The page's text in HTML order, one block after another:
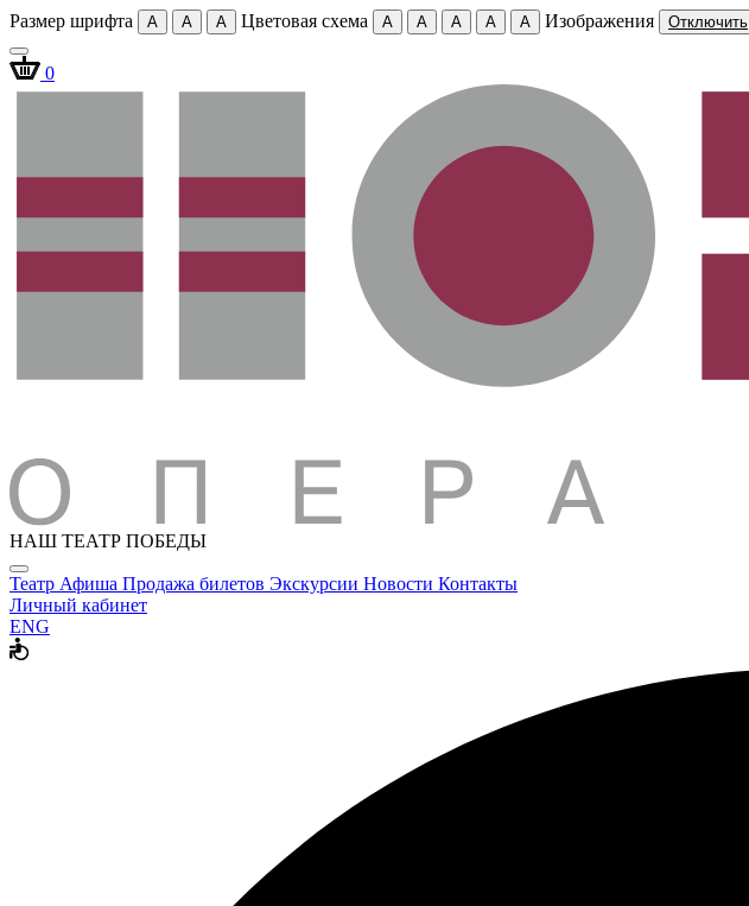
Размер шрифта A A A Цветовая схема A A A A A Изображения Отключить
0
НАШ ТЕАТР ПОБЕДЫ
Театр Афиша Продажа билетов Экскурсии Новости Контакты
Личный кабинет
ENG